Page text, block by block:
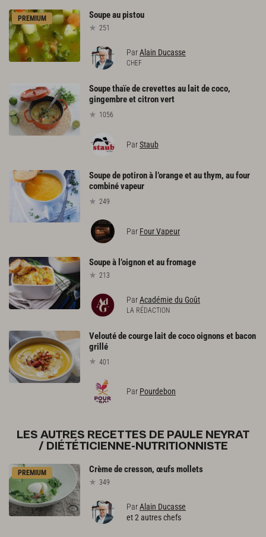
PREMIUM Soupeaupistou
251
ParAlain Ducasse
CHEF
Soupe thaïe de crevettes au lait de coco,
gingembre et citron vert
1056
ParStaub
Soupe de potiron à l’orange et au thym, au four
combiné vapeur
249
Par Four Vapeur
Soupeà l’oignonetaufromage
213
ParAcadémie du Goût
LA RÉDACTION
Velouté de courge lait de coco oignons et bacon
grillé
401
Par Pourdebon
LES AUTRES RECETTES DE PAULE NEYRAT
/ DIÉTÉTICIENNE-NUTRITIONNISTE
PREMIUM Crèmedecresson, œufsmollets
349
ParAlain Ducasse
et 2 autres chefs